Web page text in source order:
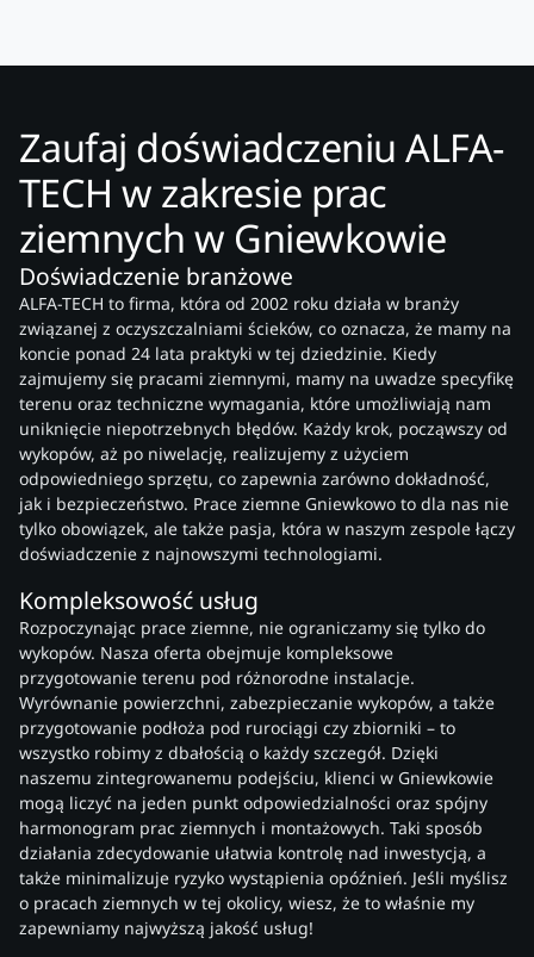
Zaufaj doświadczeniu ALFA-
TECH w zakresie prac
ziemnych w Gniewkowie
Doświadczenie branżowe
ALFA-TECH to firma, która od 2002 roku działa w branży
związanej z oczyszczalniami ścieków, co oznacza, że mamy na
koncie ponad 24 lata praktyki w tej dziedzinie. Kiedy
zajmujemy się pracami ziemnymi, mamy na uwadze specyfikę
terenu oraz techniczne wymagania, które umożliwiają nam
uniknięcie niepotrzebnych błędów. Każdy krok, począwszy od
wykopów, aż po niwelację, realizujemy z użyciem
odpowiedniego sprzętu, co zapewnia zarówno dokładność,
jak i bezpieczeństwo. Prace ziemne Gniewkowo to dla nas nie
tylko obowiązek, ale także pasja, która w naszym zespole łączy
doświadczenie z najnowszymi technologiami.
Kompleksowość usług
Rozpoczynając prace ziemne, nie ograniczamy się tylko do
wykopów. Nasza oferta obejmuje kompleksowe
przygotowanie terenu pod różnorodne instalacje.
Wyrównanie powierzchni, zabezpieczanie wykopów, a także
przygotowanie podłoża pod rurociągi czy zbiorniki – to
wszystko robimy z dbałością o każdy szczegół. Dzięki
naszemu zintegrowanemu podejściu, klienci w Gniewkowie
mogą liczyć na jeden punkt odpowiedzialności oraz spójny
harmonogram prac ziemnych i montażowych. Taki sposób
działania zdecydowanie ułatwia kontrolę nad inwestycją, a
także minimalizuje ryzyko wystąpienia opóźnień. Jeśli myślisz
o pracach ziemnych w tej okolicy, wiesz, że to właśnie my
zapewniamy najwyższą jakość usług!